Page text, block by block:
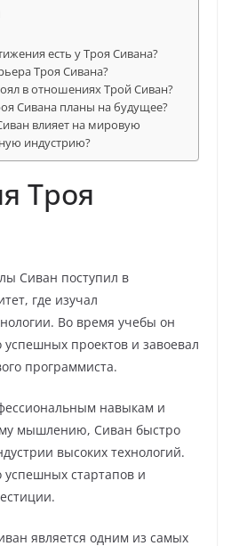
есть у Троя Сивана?
Троя Сивана?
в отношениях Трой Сиван?
Сивана планы на будущее?
влияет на мировую
индустрию?
Троя
Сиван поступил в
где изучал
Во время учебы он
успешных проектов и завоевал
программиста.
навыкам и
мышлению, Сиван быстро
высоких технологий.
успешных стартапов и
является одним из самых